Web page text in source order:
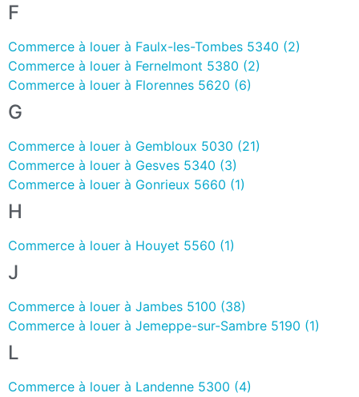
F
Commerce à louer à Faulx-les-Tombes 5340 (2)
Commerce à louer à Fernelmont 5380 (2)
Commerce à louer à Florennes 5620 (6)
G
Commerce à louer à Gembloux 5030 (21)
Commerce à louer à Gesves 5340 (3)
Commerce à louer à Gonrieux 5660 (1)
H
Commerce à louer à Houyet 5560 (1)
J
Commerce à louer à Jambes 5100 (38)
Commerce à louer à Jemeppe-sur-Sambre 5190 (1)
L
Commerce à louer à Landenne 5300 (4)